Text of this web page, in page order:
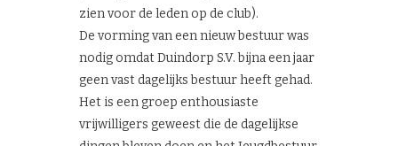
zien voor de leden op de club).
De vorming van een nieuw bestuur was
nodig omdat Duindorp S.V. bijna een jaar
geen vast dagelijks bestuur heeft gehad.
Het is een groep enthousiaste
vrijwilligers geweest die de dagelijkse